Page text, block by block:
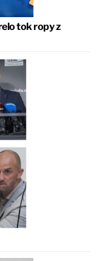
tok ropy z